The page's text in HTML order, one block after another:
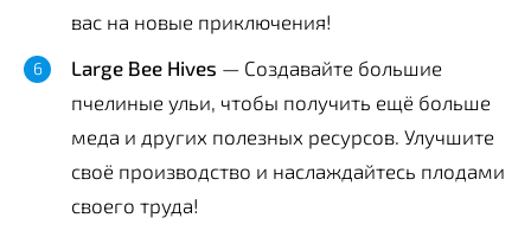
вас на новые приключения!
Large Bee Hives — Создавайте большие
пчелиные ульи, чтобы получить ещё больше
меда и других полезных ресурсов. Улучшите
своё производство и наслаждайтесь плодами
своего труда!